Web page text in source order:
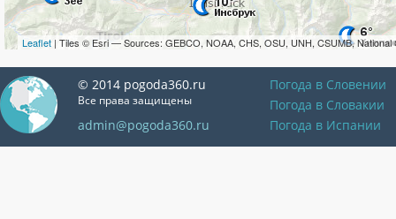
Leaflet | Tiles © Esri — Sources: GEBCO, NOAA, CHS, OSU, UNH, CSUMB, National
© 2014 pogoda360.ru
Все права защищены
admin@pogoda360.ru
Погода в Словении
Погода в Словакии
Погода в Испании